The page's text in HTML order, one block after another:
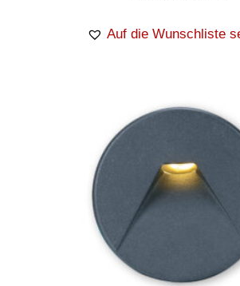
Auf die Wunschliste